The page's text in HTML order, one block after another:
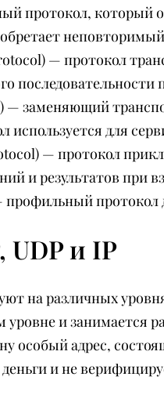
протокол, который
— протокол
последовательности
— заменяющий
используется для
— протокол
и результатов при
протокол
UDP и IP
на различных
и занимается
особый адрес,
и не